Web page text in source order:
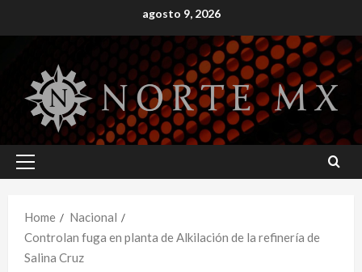
to
agosto 9, 2026
Primary
Home
Nacional
Controlan fuga en planta de Alkilación de la refinería de
Salina Cruz